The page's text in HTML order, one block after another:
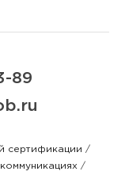
89
сертификации /
/